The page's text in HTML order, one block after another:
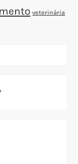
veterinária